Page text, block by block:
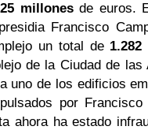
millonesde euros.
Francisco
un total de
de la Ciudad de
uno de los edificios
por Francisco
ahora ha estado